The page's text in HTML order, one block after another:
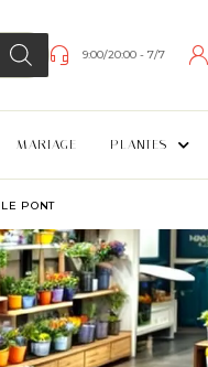
9:00/20:00 - 7/7
MARIAGE PLANTES
PONT